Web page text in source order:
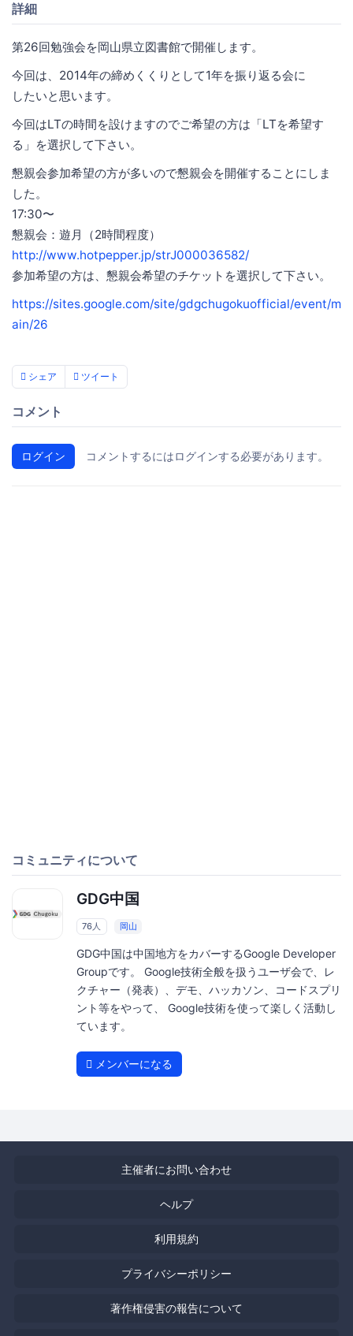
詳細
第26回勉強会を岡山県立図書館で開催します。
今回は、2014年の締めくくりとして1年を振り返る会に
したいと思います。
今回はLTの時間を設けますのでご希望の方は「LTを希望す
る」を選択して下さい。
懇親会参加希望の方が多いので懇親会を開催することにしま
した。
17:30〜
懇親会：遊月（2時間程度）
http://www.hotpepper.jp/strJ000036582/
参加希望の方は、懇親会希望のチケットを選択して下さい。
https://sites.google.com/site/gdgchugokuofficial/event/m
ain/26
シェア ツイート
コメント
ログイン コメントするにはログインする必要があります。
コミュニティについて
GDG中国
76人 岡山
GDG中国は中国地方をカバーするGoogle Developer
Groupです。 Google技術全般を扱うユーザ会で、レ
クチャー（発表）、デモ、ハッカソン、コードスプリ
ント等をやって、 Google技術を使って楽しく活動し
ています。
メンバーになる
主催者にお問い合わせ
ヘルプ
利用規約
プライバシーポリシー
著作権侵害の報告について